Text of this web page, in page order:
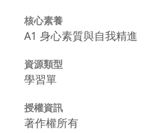
核心素養
A1 身心素質與自我精進
資源類型
學習單
授權資訊
著作權所有